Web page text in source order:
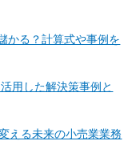
かる？計算式や事例を
用した解決策事例と
える未来の小売業業務